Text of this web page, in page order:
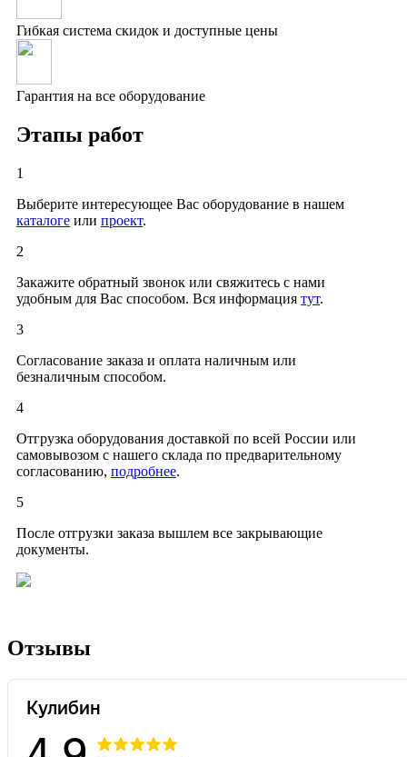
Гибкая система скидок и доступные цены
Гарантия на все оборудование
Этапы работ
1
Выберите интересующее Вас оборудование в нашем
каталоге или проект.
2
Закажите обратный звонок или свяжитесь с нами
удобным для Вас способом. Вся информация тут.
3
Согласование заказа и оплата наличным или
безналичным способом.
4
Отгрузка оборудования доставкой по всей России или
самовывозом с нашего склада по предварительному
согласованию, подробнее.
5
После отгрузки заказа вышлем все закрывающие
документы.
Отзывы